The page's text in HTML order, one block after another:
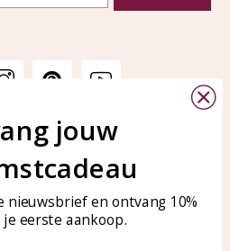
KAYA Sieraden
Bellen of WhatsApp Ma-Vr
Tel: 0850003187
WhatsApp: 0850003187
jouw
nieuwsbrief en ontvang 10%
eerste aankoop.